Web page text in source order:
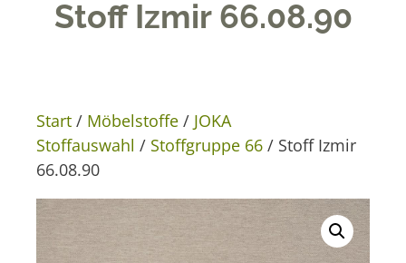
Stoff Izmir 66.08.90
Start / Möbelstoffe / JOKA
Stoffauswahl / Stoffgruppe 66 / Stoff Izmir
66.08.90